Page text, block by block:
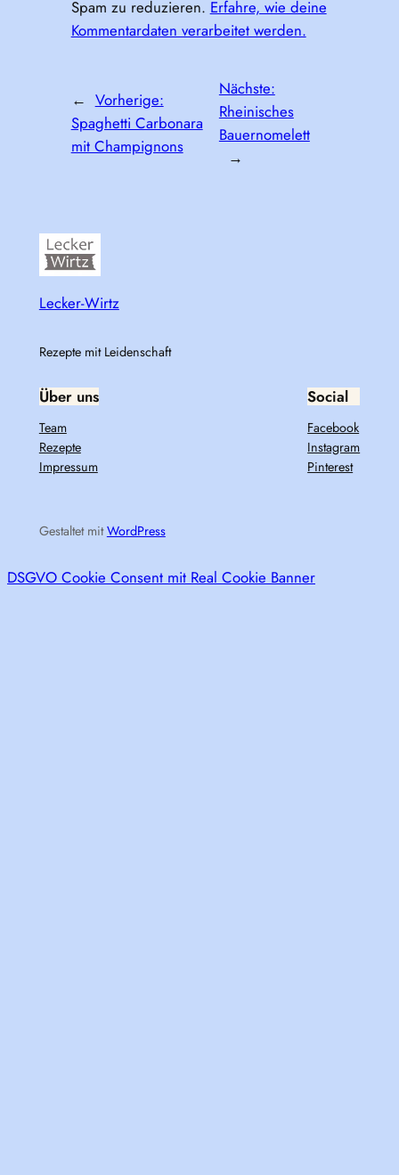
Spam zu reduzieren. Erfahre, wie deine
Kommentardaten verarbeitet werden.
← Vorherige:
Spaghetti Carbonara
mit Champignons
Nächste:
Rheinisches
Bauernomelett
→
Lecker-Wirtz
Rezepte mit Leidenschaft
Über uns
Team
Rezepte
Impressum
Social
Facebook
Instagram
Pinterest
Gestaltet mitWordPress
DSGVO Cookie Consent mit Real Cookie Banner